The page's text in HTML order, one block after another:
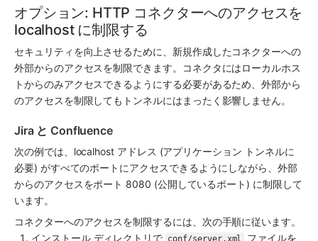
オプション: HTTP コネクターへのアクセスを
localhost に制限する
セキュリティを向上させるために、新規作成したコネクターへの
外部からのアクセスを制限できます。コネクタにはローカルホス
トからのみアクセスできるようにする必要があるため、外部から
のアクセスを制限してもトンネルにはまったく影響しません。
Jira と Confluence
次の例では、localhost アドレス (アプリケーション トンネルに
必要) がすべてのポートにアクセスできるようにしながら、外部
からのアクセスをポート 8080 (公開しているポート) に制限して
います。
コネクターへのアクセスを制限するには、次の手順に従います。
インストール ディレクトリで conf/server.xml
ファイルを